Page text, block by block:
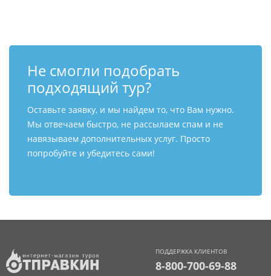
Не смогли подобрать
подходящий тур?
Оставьте заявку, и мы найдем то, что Вам нужно.
Мы отвечаем быстро, не рассылаем спам и не
навязываем дополнительных услуг. Просто
попробуйте и убедитесь сами!
ПОДДЕРЖКА КЛИЕНТОВ
8-800-700-69-88